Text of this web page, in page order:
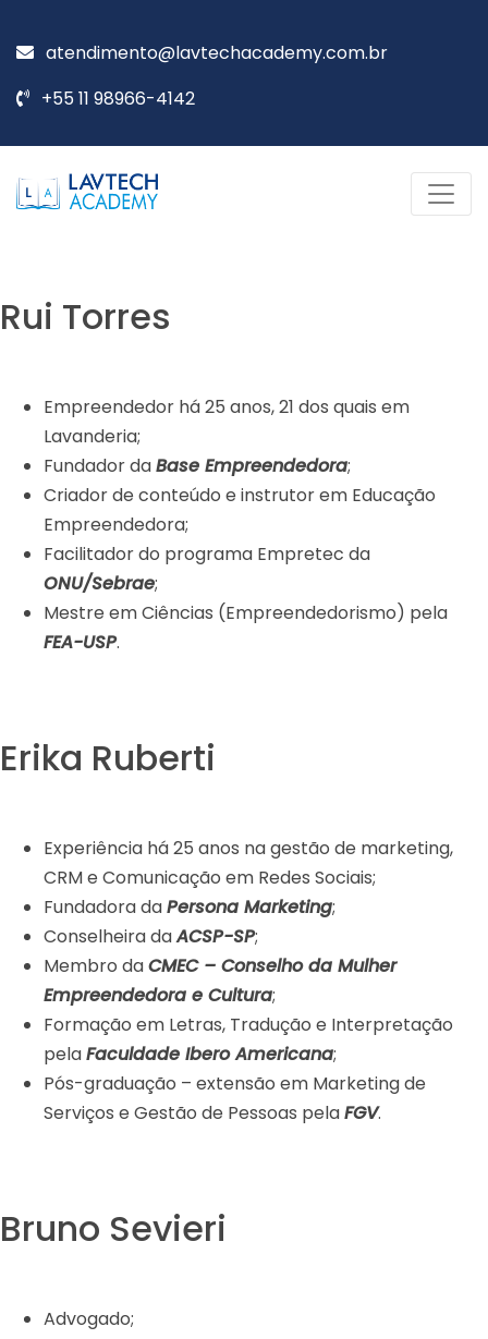
atendimento@lavtechacademy.com.br
+55 11 98966-4142
Rui Torres
Empreendedor há 25 anos, 21 dos quais em
Lavanderia;
Fundador daBase Empreendedora;
Criador de conteúdo e instrutor em Educação
Empreendedora;
Facilitador do programa Empretec da
ONU/Sebrae;
Mestre em Ciências (Empreendedorismo) pela
FEA-USP.
Erika Ruberti
Experiência há 25 anos na gestão de marketing,
CRM e Comunicação em Redes Sociais;
Fundadora daPersona Marketing;
Conselheira daACSP-SP;
Membro daCMEC – Conselho da Mulher
Empreendedora e Cultura;
Formação em Letras, Tradução e Interpretação
pelaFaculdade Ibero Americana;
Pós-graduação – extensão em Marketing de
Serviços e Gestão de Pessoas pelaFGV.
Bruno Sevieri
Advogado;